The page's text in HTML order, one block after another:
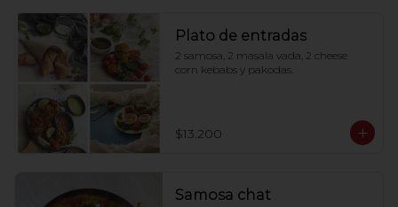
Plato de entradas
2 samosa, 2 masala vada, 2 cheese
corn kebabs y pakodas.
$13.200
Samosa chat